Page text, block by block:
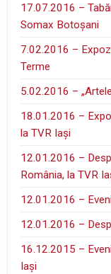
17.07.2016 –
Somax Botoşani
7.02.2016 –
Terme
5.02.2016 –
18.01.2016 –
la TVR Iaşi
12.01.2016 –
România, la TVR
12.01.2016 –
12.01.2016 –
16.12.2015 –
Iaşi